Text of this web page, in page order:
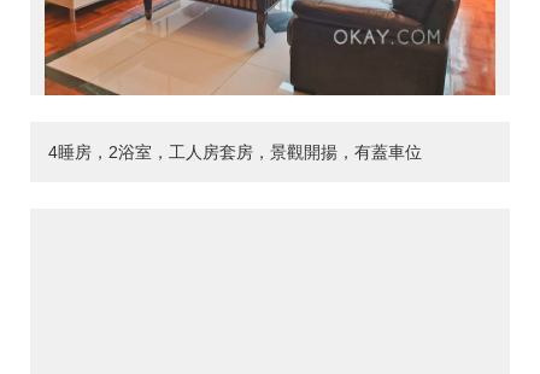
4睡房，2浴室，工人房套房，景觀開揚，有蓋車位